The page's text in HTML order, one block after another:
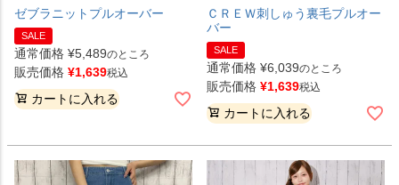
ゼブラニットプルオーバー
SALE
通常価格 ¥5,489のところ
販売価格 ¥1,639税込
カートに入れる
ＣＲＥＷ刺しゅう裏毛プルオー
バー
SALE
通常価格 ¥6,039のところ
販売価格 ¥1,639税込
カートに入れる